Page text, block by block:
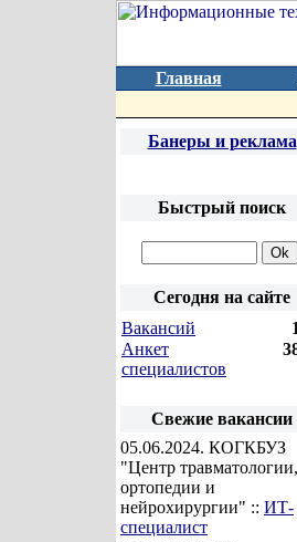
Главная
Банеры и реклама
Быстрый поиск
Сегодня на сайте
Вакансий
Анкет
специалистов
Свежие вакансии
05.06.2024. КОГКБУЗ
"Центр травматологии,
ортопедии и
нейрохирургии" :: ИТ-
специалист